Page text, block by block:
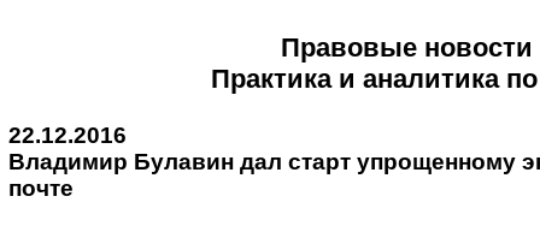
Правовые новости
Практика и аналитика
22.12.2016
Владимир Булавин дал старт упрощенному
почте